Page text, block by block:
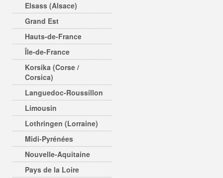
Elsass (Alsace)
Grand Est
Hauts-de-France
Île-de-France
Korsika (Corse /
Corsica)
Languedoc-Roussillon
Limousin
Lothringen (Lorraine)
Midi-Pyrénées
Nouvelle-Aquitaine
Pays de la Loire